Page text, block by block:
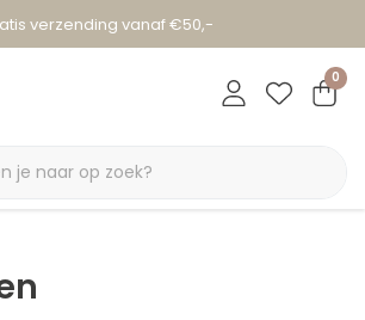
verzending vanaf €50,-
0